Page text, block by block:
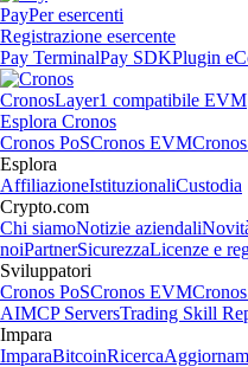
PayPer esercenti
Registrazione esercente
Pay TerminalPay SDKPlugin
CronosLayer1 compatibile EVM
Esplora Cronos
Cronos PoSCronos EVM
Esplora
AffiliazioneIstituzionaliCustodia
Crypto.com
Chi siamoNotizie aziendali
noiPartnerSicurezzaLicenze e
Sviluppatori
Cronos PoSCronos EVM
AIMCP ServersTrading Skill
Impara
ImparaBitcoinRicerca